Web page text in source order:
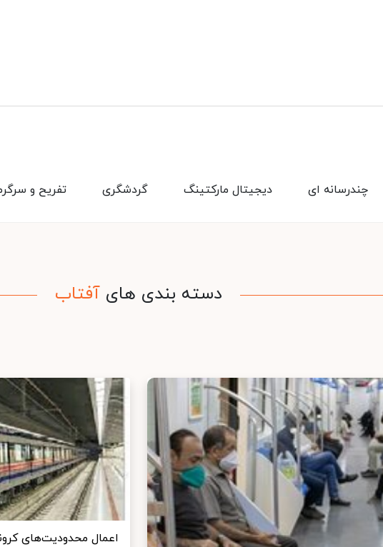
تفریح و گردشگری دیجیتال مارکتینگ چندرسانه ای
دسته بندی های آفتاب
اعمال محدودیت‌های